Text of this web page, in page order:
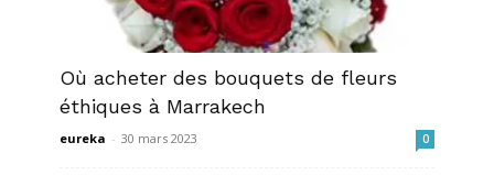
Où acheter des bouquets de fleurs
éthiques à Marrakech
eureka - 30 mars 2023 0